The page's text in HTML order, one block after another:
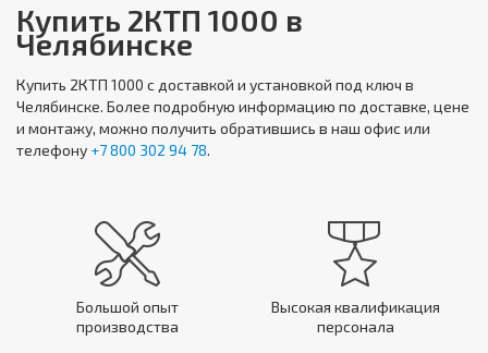
Купить 2КТП 1000 в
Челябинске
Купить 2КТП 1000 с доставкой и установкой под ключ в
Челябинске. Более подробную информацию по доставке, цене
и монтажу, можно получить обратившись в наш офис или
телефону +7 800 302 94 78.
Большой опыт
производства
Высокая квалификация
персонала